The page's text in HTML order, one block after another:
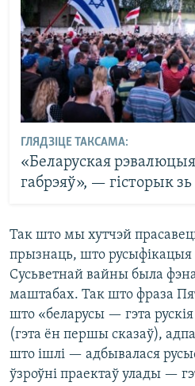
ГЛЯДЗІЦЕ ТАКСАМА:
«Беларуская рэвалюцыя
габрэяў», — гісторык
Так што мы хутчэй
прызнаць, што русыфікацыя
Сусьветнай вайны была
маштабах. Так што фраза
што «беларусы — гэта
(гэта ён першы сказаў),
што ішлі — адбывалася
ўзроўні праектаў улады —